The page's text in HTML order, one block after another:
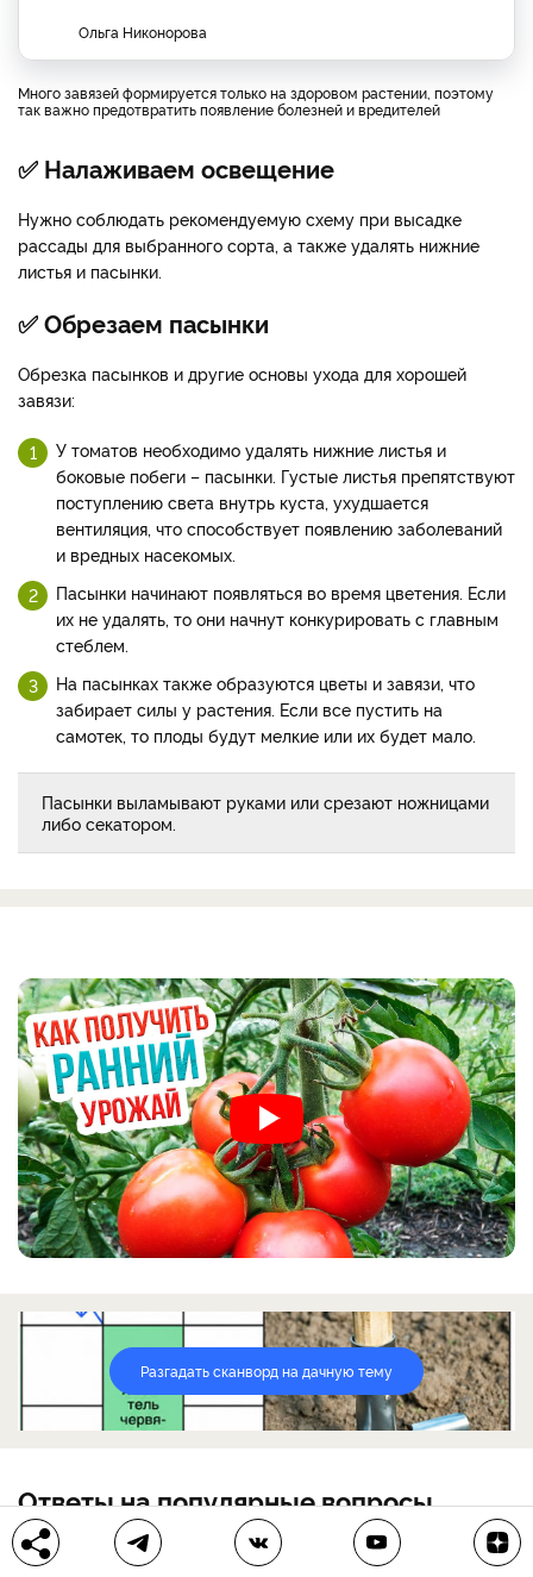
Ольга Никонорова
Много завязей формируется только на здоровом растении, поэтому
так важно предотвратить появление болезней и вредителей
✅ Налаживаем освещение
Нужно соблюдать рекомендуемую схему при высадке
рассады для выбранного сорта, а также удалять нижние
листья и пасынки.
✅ Обрезаем пасынки
Обрезка пасынков и другие основы ухода для хорошей
завязи:
У томатов необходимо удалять нижние листья и
боковые побеги – пасынки. Густые листья препятствуют
поступлению света внутрь куста, ухудшается
вентиляция, что способствует появлению заболеваний
и вредных насекомых.
Пасынки начинают появляться во время цветения. Если
их не удалять, то они начнут конкурировать с главным
стеблем.
На пасынках также образуются цветы и завязи, что
забирает силы у растения. Если все пустить на
самотек, то плоды будут мелкие или их будет мало.
Пасынки выламывают руками или срезают ножницами
либо секатором.
Разгадать сканворд на дачную тему
Ответы на популярные вопросы
❓Почему не завязываются помидоры в теплице?